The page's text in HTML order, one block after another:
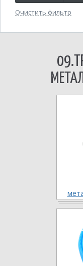
Очистить фильтр